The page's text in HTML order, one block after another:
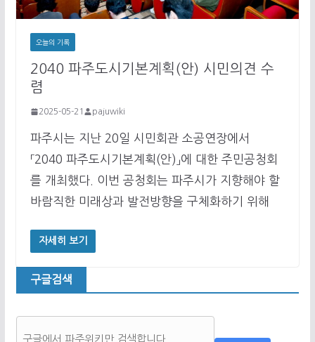
오늘의 기록
2040 파주도시기본계획(안) 시민의견 수
렴
2025-05-21 pajuwiki
파주시는 지난 20일 시민회관 소공연장에서
「2040 파주도시기본계획(안)」에 대한 주민공청회
를 개최했다. 이번 공청회는 파주시가 지향해야 할
바람직한 미래상과 발전방향을 구체화하기 위해
자세히 보기
구글검색